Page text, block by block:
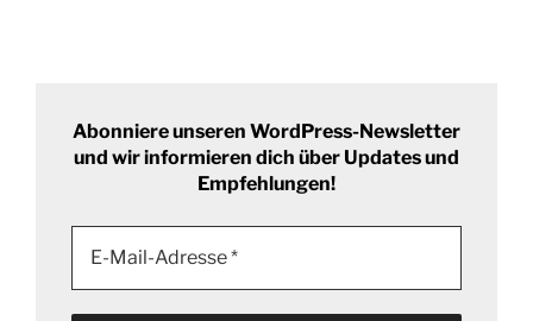
Abonniere unseren WordPress-Newsletter
und wir informieren dich über Updates und
Empfehlungen!